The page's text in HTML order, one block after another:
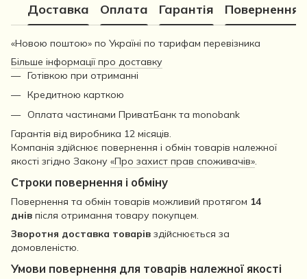
Доставка Оплата Гарантія Повернення
«Новою поштою» по Україні по тарифам перевізника
Більше інформації про доставку
Готівкою при отриманні
Кредитною карткою
Оплата частинами ПриватБанк та monobank
Гарантія від виробника 12 місяців.
Компанія здійснює повернення і обмін товарів належної
якості згідно Закону «Про захист прав споживачів».
Строки повернення і обміну
Повернення та обмін товарів можливий протягом 14
днів після отримання товару покупцем.
Зворотня доставка товарів здійснюється за
домовленістю.
Умови повернення для товарів належної якості